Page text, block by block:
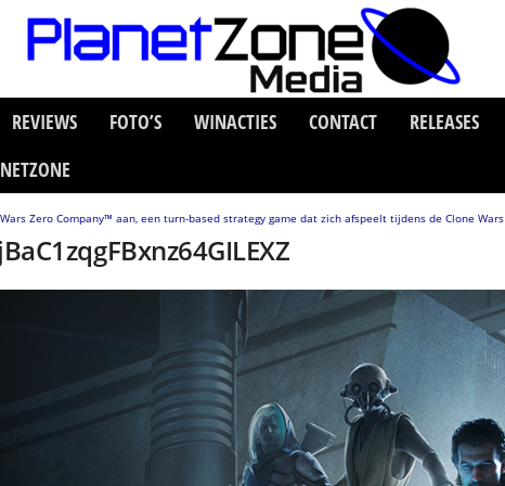
REVIEWS FOTO’S WINACTIES CONTACT
RELEASES
Zero Company™ aan, een turn-based strategy game dat zich afspeelt tijdens de Clone Wars